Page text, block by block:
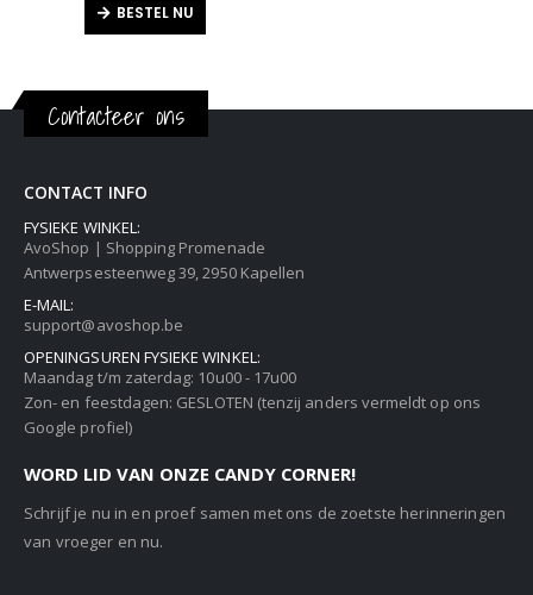
BESTEL NU
Contacteer ons
CONTACT INFO
FYSIEKE WINKEL:
AvoShop | Shopping Promenade
Antwerpsesteenweg 39, 2950 Kapellen
E-MAIL:
support@avoshop.be
OPENINGSUREN FYSIEKE WINKEL:
Maandag t/m zaterdag: 10u00 - 17u00
Zon- en feestdagen: GESLOTEN (tenzij anders vermeldt op ons
Google profiel)
WORD LID VAN ONZE CANDY CORNER!
Schrijf je nu in en proef samen met ons de zoetste herinneringen
van vroeger en nu.